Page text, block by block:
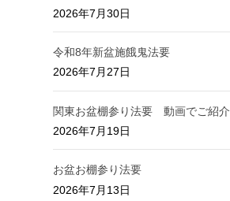
2026年7月30日
令和8年新盆施餓鬼法要
2026年7月27日
関東お盆棚参り法要 動画でご紹介
2026年7月19日
お盆お棚参り法要
2026年7月13日